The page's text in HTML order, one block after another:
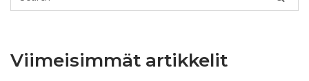
Viimeisimmät artikkelit